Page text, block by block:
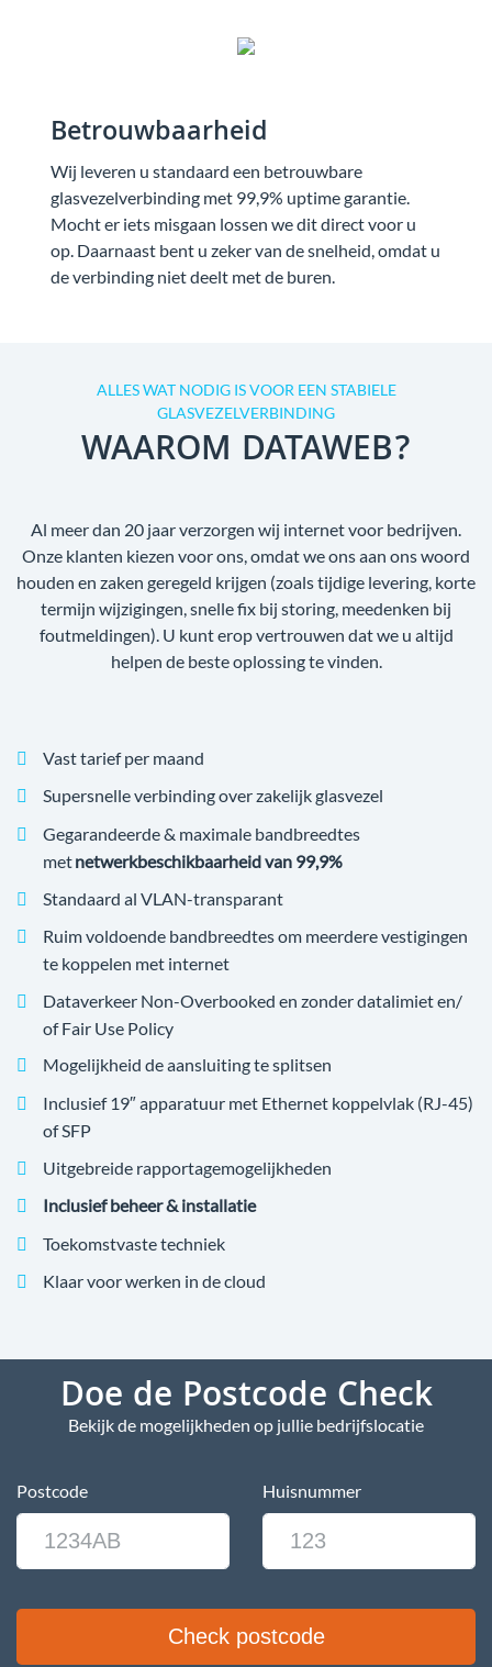
Betrouwbaarheid
Wij leveren u standaard een betrouwbare
glasvezelverbinding met 99,9% uptime garantie.
Mocht er iets misgaan lossen we dit direct voor u
op. Daarnaast bent u zeker van de snelheid, omdat u
de verbinding niet deelt met de buren.
ALLES WAT NODIG IS VOOR EEN STABIELE
GLASVEZELVERBINDING
WAAROM DATAWEB?
Al meer dan 20 jaar verzorgen wij internet voor bedrijven.
Onze klanten kiezen voor ons, omdat we ons aan ons woord
houden en zaken geregeld krijgen (zoals tijdige levering, korte
termijn wijzigingen, snelle fix bij storing, meedenken bij
foutmeldingen). U kunt erop vertrouwen dat we u altijd
helpen de beste oplossing te vinden.
Vast tarief per maand
Supersnelle verbinding over zakelijk glasvezel
Gegarandeerde & maximale bandbreedtes
metnetwerkbeschikbaarheid van 99,9%
Standaard al VLAN-transparant
Ruim voldoende bandbreedtes om meerdere vestigingen
te koppelen met internet
Dataverkeer Non-Overbooked en zonder datalimiet en/
of Fair Use Policy
Mogelijkheid de aansluiting te splitsen
Inclusief 19″ apparatuur met Ethernet koppelvlak (RJ-45)
of SFP
Uitgebreide rapportagemogelijkheden
Inclusief beheer & installatie
Toekomstvaste techniek
Klaar voor werken in de cloud
Doe de Postcode Check
Bekijk de mogelijkheden op jullie bedrijfslocatie
Postcode Huisnummer